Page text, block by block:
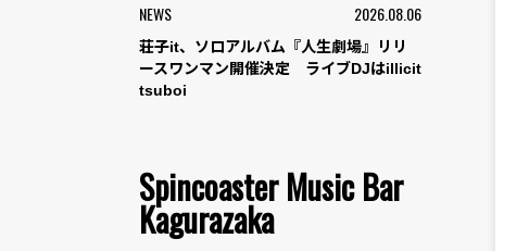
NEWS 2026.08.06
荘子it、ソロアルバム『人生劇場』リリ
ースワンマン開催決定 ライブDJはillicit
tsuboi
Spincoaster Music Bar
Kagurazaka